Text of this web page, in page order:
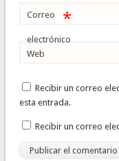
Correo
electrónico
*
Web
Recibir un correo
esta entrada.
Recibir un correo